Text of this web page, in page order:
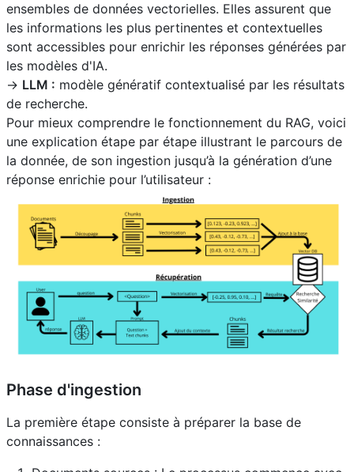
ensembles de données vectorielles. Elles assurent que
les informations les plus pertinentes et contextuelles
sont accessibles pour enrichir les réponses générées par
les modèles d'IA.
-> LLM : modèle génératif contextualisé par les résultats
de recherche.
Pour mieux comprendre le fonctionnement du RAG, voici
une explication étape par étape illustrant le parcours de
la donnée, de son ingestion jusqu’à la génération d’une
réponse enrichie pour l’utilisateur :
Phase d'ingestion
La première étape consiste à préparer la base de
connaissances :